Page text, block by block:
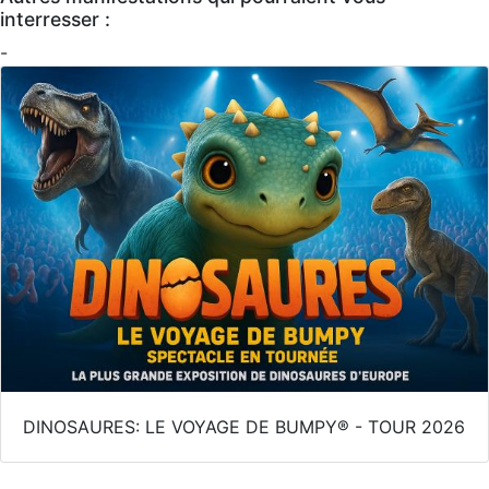
interresser :
-
DINOSAURES: LE VOYAGE DE BUMPY® - TOUR 2026